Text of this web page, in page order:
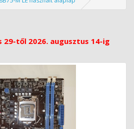
29-től 2026. augusztus 14-ig